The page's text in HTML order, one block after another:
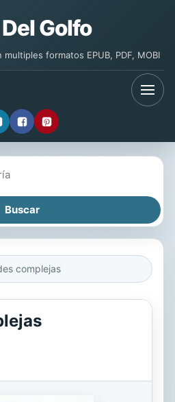
Golfo
formatos EPUB, PDF, MOBI
complejas